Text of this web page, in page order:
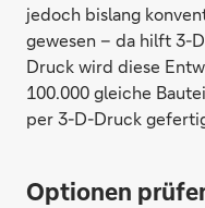
jedoch bislang
gewesen – da hilft 3-
Druck wird diese
100.000 gleiche
per 3-D-Druck
Optionen